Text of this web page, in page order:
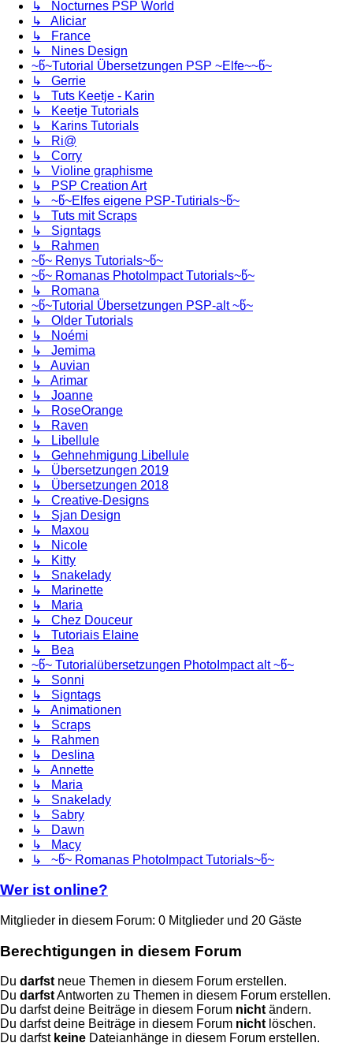
↳ Nocturnes PSP World
↳ Aliciar
↳ France
↳ Nines Design
~წ~Tutorial Übersetzungen PSP ~Elfe~~წ~
↳ Gerrie
↳ Tuts Keetje - Karin
↳ Keetje Tutorials
↳ Karins Tutorials
↳ Ri@
↳ Corry
↳ Violine graphisme
↳ PSP Creation Art
↳ ~წ~Elfes eigene PSP-Tutirials~წ~
↳ Tuts mit Scraps
↳ Signtags
↳ Rahmen
~წ~ Renys Tutorials~წ~
~წ~ Romanas PhotoImpact Tutorials~წ~
↳ Romana
~წ~Tutorial Übersetzungen PSP-alt ~წ~
↳ Older Tutorials
↳ Noémi
↳ Jemima
↳ Auvian
↳ Arimar
↳ Joanne
↳ RoseOrange
↳ Raven
↳ Libellule
↳ Gehnehmigung Libellule
↳ Übersetzungen 2019
↳ Übersetzungen 2018
↳ Creative-Designs
↳ Sjan Design
↳ Maxou
↳ Nicole
↳ Kitty
↳ Snakelady
↳ Marinette
↳ Maria
↳ Chez Douceur
↳ Tutoriais Elaine
↳ Bea
~წ~ Tutorialübersetzungen PhotoImpact alt ~წ~
↳ Sonni
↳ Signtags
↳ Animationen
↳ Scraps
↳ Rahmen
↳ Deslina
↳ Annette
↳ Maria
↳ Snakelady
↳ Sabry
↳ Dawn
↳ Macy
↳ ~წ~ Romanas PhotoImpact Tutorials~წ~
Wer ist online?
Mitglieder in diesem Forum: 0 Mitglieder und 20 Gäste
Berechtigungen in diesem Forum
Du darfstneue Themen in diesem Forum erstellen.
Du darfstAntworten zu Themen in diesem Forum erstellen.
Du darfst deine Beiträge in diesem Forum nichtändern.
Du darfst deine Beiträge in diesem Forum nichtlöschen.
Du darfst keine Dateianhänge in diesem Forum erstellen.